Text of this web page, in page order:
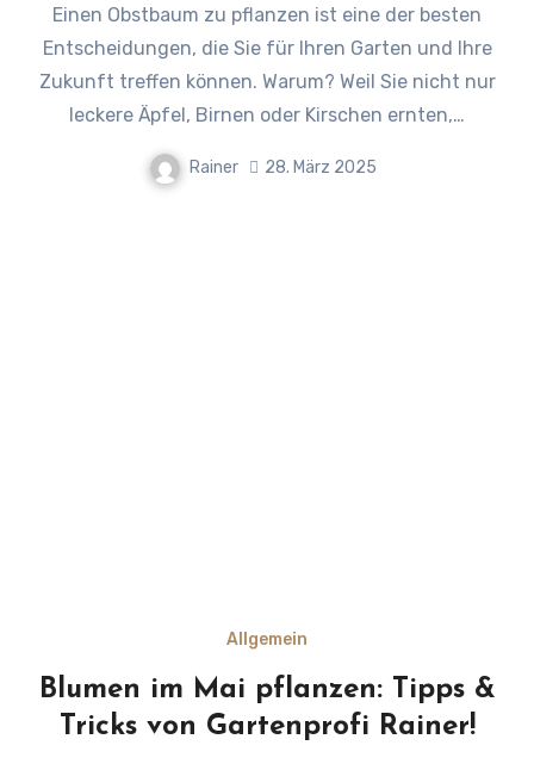
Einen Obstbaum zu pflanzen ist eine der besten
Entscheidungen, die Sie für Ihren Garten und Ihre
Zukunft treffen können. Warum? Weil Sie nicht nur
leckere Äpfel, Birnen oder Kirschen ernten,…
Rainer 28. März 2025
Allgemein
Blumen im Mai pflanzen: Tipps &
Tricks von Gartenprofi Rainer!